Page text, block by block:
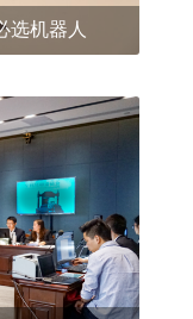
机器人